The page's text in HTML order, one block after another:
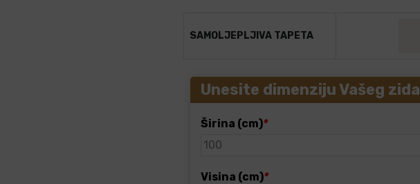
SAMOLJEPLJIVA TAPETA
Unesite dimenziju Vašeg zida
Širina (cm)*
Visina (cm)*